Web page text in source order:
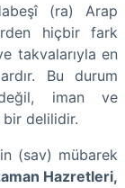
(ra) Arap
hiçbir fark
takvalarıyla en
Bu durum
değil, iman ve
bir delilidir.
(sav) mübarek
Hazretleri,